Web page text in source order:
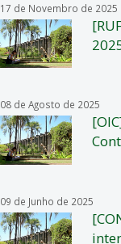
17 de Novembro de 2025
08 de Agosto de 2025
09 de Junho de 2025